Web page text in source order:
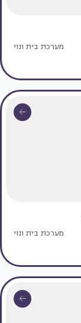
מערכת בית ונוי
מערכת בית ונוי